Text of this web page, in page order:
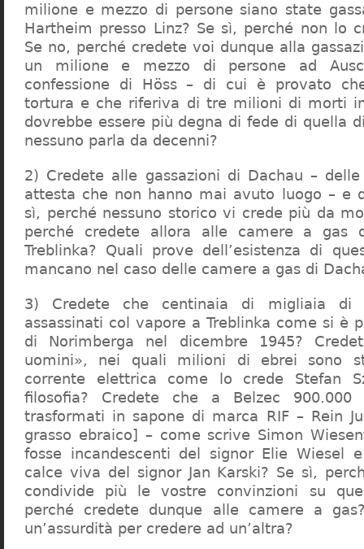
milione e mezzo di persone siano state
Hartheim presso Linz? Se sì, perché non lo
Se no, perché credete voi dunque alla
un milione e mezzo di persone ad
confessione di Höss – di cui è provato
tortura e che riferiva di tre milioni di morti
dovrebbe essere più degna di fede di quella
nessuno parla da decenni?
2) Credete alle gassazioni di Dachau –
attesta che non hanno mai avuto luogo – e
sì, perché nessuno storico vi crede più da
perché credete allora alle camere a gas
Treblinka? Quali prove dell’esistenza di
mancano nel caso delle camere a gas di
3) Credete che centinaia di migliaia di
assassinati col vapore a Treblinka come si è
di Norimberga nel dicembre 1945?
uomini», nei quali milioni di ebrei sono
corrente elettrica come lo crede Stefan
filosofia? Credete che a Belzec
trasformati in sapone di marca RIF – Rein
grasso ebraico] – come scrive Simon
fosse incandescenti del signor Elie Wiesel
calce viva del signor Jan Karski? Se sì,
condivide più le vostre convinzioni su
perché credete dunque alle camere a
un’assurdità per credere ad un’altra?